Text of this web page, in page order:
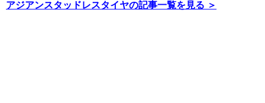
アジアンスタッドレスタイヤの記事一覧を見る ＞